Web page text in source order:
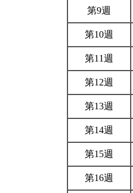
第9週
第10週
第11週
第12週
第13週
第14週
第15週
第16週